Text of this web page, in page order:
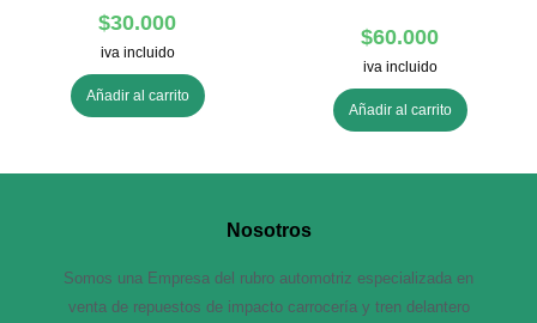
$30.000
iva incluido
Añadir al carrito
$60.000
iva incluido
Añadir al carrito
Nosotros
Somos una Empresa del rubro automotriz especializada en
venta de repuestos de impacto carrocería y tren delantero